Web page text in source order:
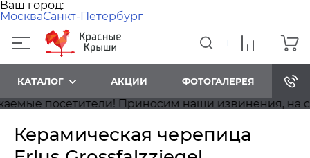
Ваш город:
МоскваСанкт-Петербург
КАТАЛОГ АКЦИИ ФОТОГАЛЕРЕЯ
посетители! Приносим наши извинения, на
Керамическая черепица